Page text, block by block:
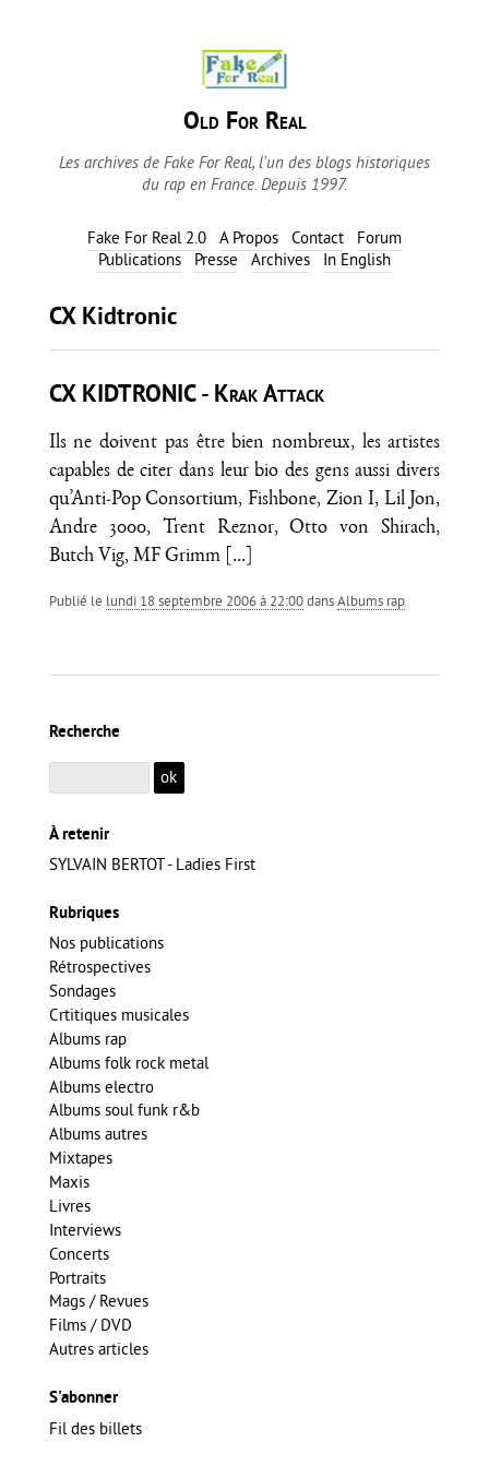
Old For Real
Les archives de Fake For Real, l'un des blogs historiques
du rap en France. Depuis 1997.
Fake For Real 2.0 A Propos Contact
Forum
Publications
Presse Archives In English
CX Kidtronic
CX KIDTRONIC - Krak Attack
Ils ne doivent pas être bien nombreux, les artistes
capables de citer dans leur bio des gens aussi divers
qu’Anti-Pop Consortium, Fishbone, Zion I, Lil Jon,
Andre 3000, Trent Reznor, Otto von Shirach,
Butch Vig, MF Grimm
[…]
Publié le lundi 18 septembre 2006 à 22:00dansAlbums rap
Recherche
À retenir
SYLVAIN BERTOT - Ladies First
Rubriques
Nos publications
Rétrospectives
Sondages
Crtitiques musicales
Albums rap
Albums folk rock metal
Albums electro
Albums soul funk r&b
Albums autres
Mixtapes
Maxis
Livres
Interviews
Concerts
Portraits
Mags / Revues
Films / DVD
Autres articles
S'abonner
Fil des billets